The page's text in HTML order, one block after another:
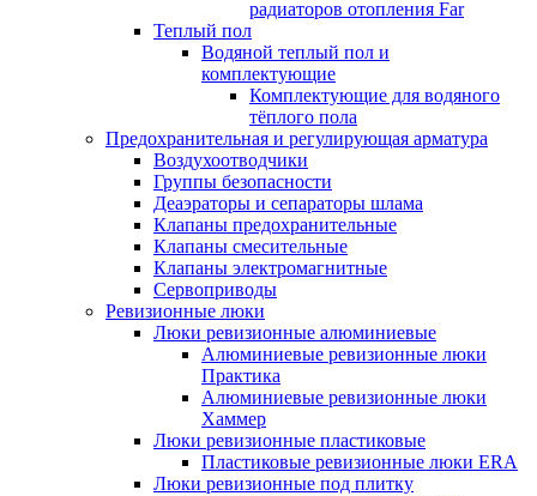
радиаторов отопления Far
Теплый пол
Водяной теплый пол и
комплектующие
Комплектующие для водяного
тёплого пола
Предохранительная и регулирующая арматура
Воздухоотводчики
Группы безопасности
Деаэраторы и сепараторы шлама
Клапаны предохранительные
Клапаны смесительные
Клапаны электромагнитные
Сервоприводы
Ревизионные люки
Люки ревизионные алюминиевые
Алюминиевые ревизионные люки
Практика
Алюминиевые ревизионные люки
Хаммер
Люки ревизионные пластиковые
Пластиковые ревизионные люки ERA
Люки ревизионные под плитку